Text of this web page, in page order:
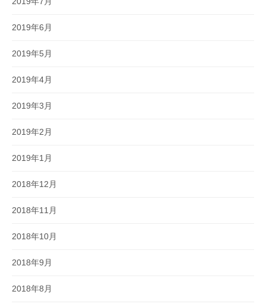
2019年6月
2019年5月
2019年4月
2019年3月
2019年2月
2019年1月
2018年12月
2018年11月
2018年10月
2018年9月
2018年8月